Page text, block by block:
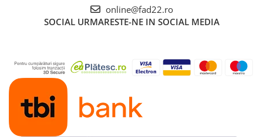
Scari aluminiu / otel
imbracaminte
Incaltaminte
Accesorii echipament
Imbracaminte
Manusi
online@fad22.ro
SOCIAL URMARESTE-NE IN SOCIAL MEDIA